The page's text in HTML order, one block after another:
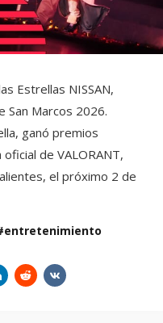
Estrellas NISSAN,
San Marcos 2026.
ganó premios
de VALORANT,
el próximo 2 de
entretenimiento